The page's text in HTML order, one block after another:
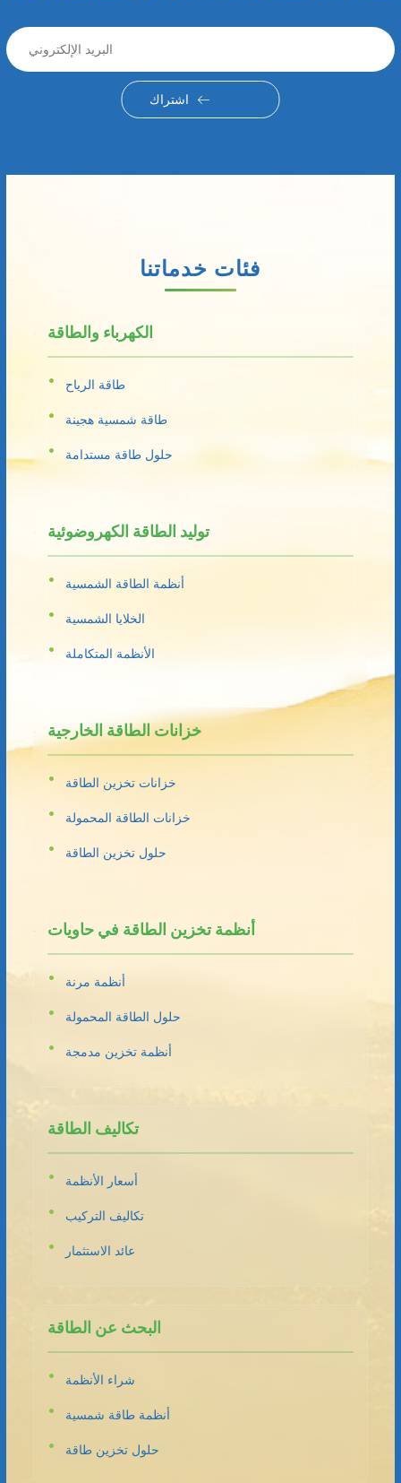
اشتراك
فئات خدماتنا
الكهرباء والطاقة
طاقة الرياح
طاقة شمسية هجينة
حلول طاقة مستدامة
توليد الطاقة الكهروضوئية
أنظمة الطاقة الشمسية
الخلايا الشمسية
الأنظمة المتكاملة
خزانات الطاقة الخارجية
خزانات تخزين الطاقة
خزانات الطاقة المحمولة
حلول تخزين الطاقة
أنظمة تخزين الطاقة في حاويات
أنظمة مرنة
حلول الطاقة المحمولة
أنظمة تخزين مدمجة
تكاليف الطاقة
أسعار الأنظمة
تكاليف التركيب
عائد الاستثمار
البحث عن الطاقة
شراء الأنظمة
أنظمة طاقة شمسية
حلول تخزين طاقة